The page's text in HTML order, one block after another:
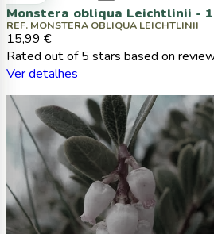
Monstera obliqua Leichtlinii -
REF. MONSTERA OBLIQUA LEICHTLINII
15,99 €
Rated out of 5 stars based on
Ver detalhes